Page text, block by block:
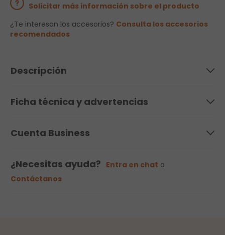
Solicitar más información sobre el producto
¿Te interesan los accesorios? Consulta los accesorios
recomendados
Descripción
Ficha técnica y advertencias
Cuenta Business
¿Necesitas ayuda? Entra en chat o
Contáctanos